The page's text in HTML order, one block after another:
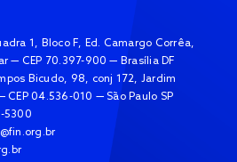
1, Bloco F, Ed. Camargo Corrêa,
— CEP 70.397-900 — Brasília DF
Bicudo, 98, conj 172, Jardim
CEP 04.536-010 — São Paulo SP
5300